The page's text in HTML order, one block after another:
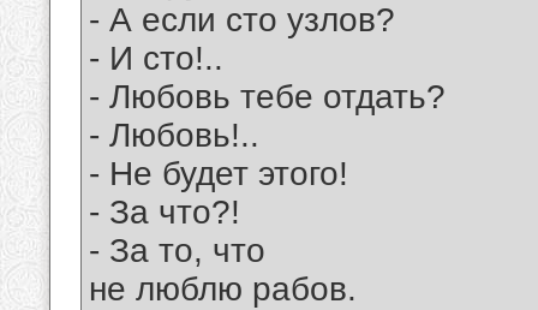
- А если сто узлов?
- И сто!..
- Любовь тебе отдать?
- Любовь!..
- Не будет этого!
- За что?!
- За то, что
не люблю рабов.